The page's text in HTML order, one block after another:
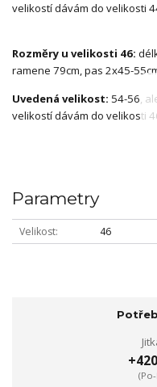
velikostí dávám do velikosti
Rozměry u velikosti 46:
ramene 79cm, pas 2x45-
Uvedená velikost: 54-56,
velikostí dávám do velikosti
Parametry
Velikost 46